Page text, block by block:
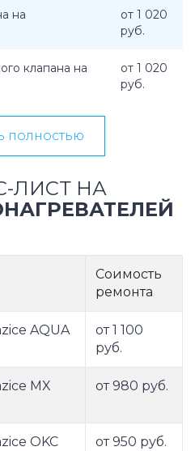
на
от 1 020
руб.
клапана на
от 1 020
руб.
полностью
ЛИСТ НА
Соимость
ремонта
AQUA
от 1 100
руб.
MX
от 980 руб.
OKC
от 950 руб.